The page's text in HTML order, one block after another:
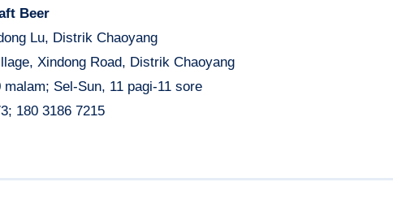
Beer
Lu, Distrik Chaoyang
Xindong Road, Distrik Chaoyang
malam; Sel-Sun, 11 pagi-11 sore
180 3186 7215